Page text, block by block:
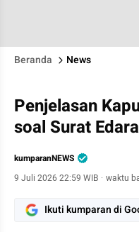
Beranda News
Penjelasan
soal Surat
kumparanNEWS
9 Juli 2026 22:59 WIB · waktu
Ikuti kumparan di